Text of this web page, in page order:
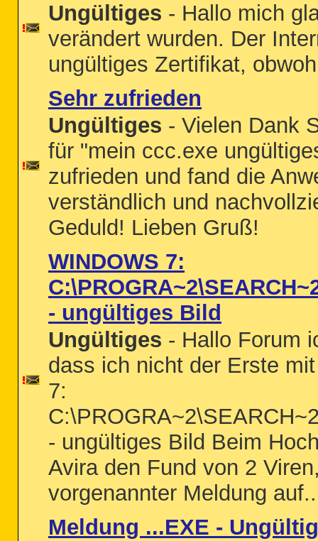
Ungültiges - Hallo mich
verändert wurden. Der
ungültiges Zertifikat,
Sehr zufrieden
Ungültiges - Vielen Dank
für "mein ccc.exe
zufrieden und fand die
verständlich und
Geduld! Lieben Gruß!
WINDOWS 7:
- ungültiges Bild
Ungültiges - Hallo Forum
dass ich nicht der Erste
7:
- ungültiges Bild Beim
Avira den Fund von 2
vorgenannter Meldung
Meldung ...EXE -